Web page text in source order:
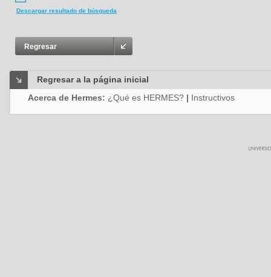
Descargar resultado de búsqueda
Regresar
Regresar a la página inicial
Acerca de Hermes: ¿Qué es HERMES? | Instructivos